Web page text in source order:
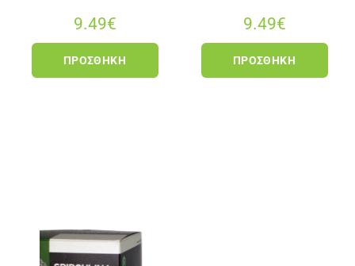
9.49€
ΠΡΟΣΘΉΚΗ
9.49€
ΠΡΟΣΘΉΚΗ